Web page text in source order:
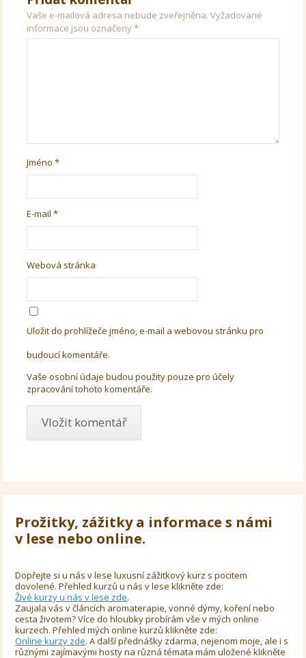
Vaše e-mailová adresa nebude zveřejněna. Vyžadované
informace jsou označeny*
Jméno*
E-mail*
Webová stránka
Uložit do prohlížeče jméno, e-mail a webovou stránku pro
budoucí komentáře.
Vaše osobní údaje budou použity pouze pro účely
zpracování tohoto komentáře.
Prožitky, zážitky a informace s námi
v lese nebo online.
Dopřejte si u nás v lese luxusní zážitkový kurz s pocitem
dovolené. Přehled kurzů u nás v lese klikněte zde:
Živé kurzy u nás v lese zde.
Zaujala vás v článcích aromaterapie, vonné dýmy, koření nebo
cesta životem? Více do hloubky probírám vše v mých online
kurzech. Přehled mých online kurzů klikněte zde:
Online kurzy zde. A další přednášky zdarma, nejenom moje, ale i s
různými zajímavými hosty na různá témata mám uložené klikněte